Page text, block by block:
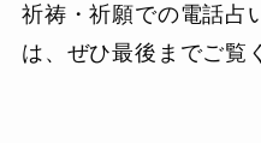
祈祷・祈願での電話占
は、ぜひ最後までご覧